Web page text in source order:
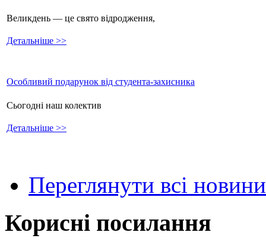
Великдень — це свято відродження,
Детальніше >>
Особливий подарунок від студента-захисника
Сьогодні наш колектив
Детальніше >>
Переглянути всі новини
Корисні посилання